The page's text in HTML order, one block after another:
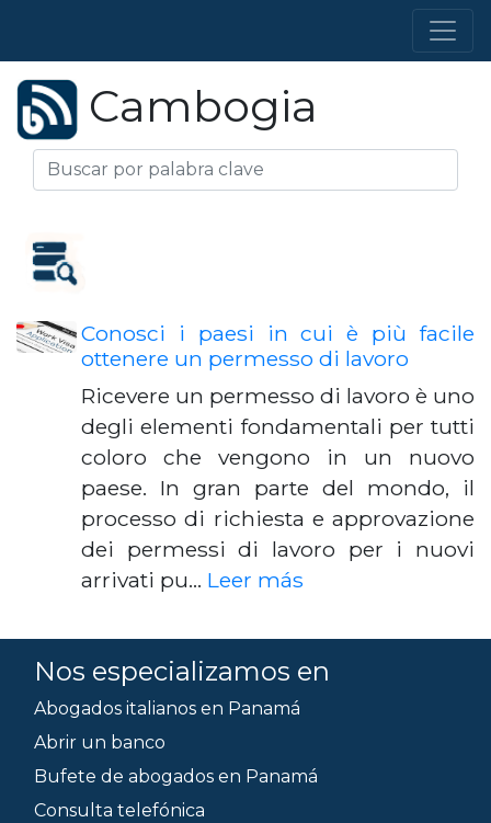
Cambogia
Conosci i paesi in cui è più facile
ottenere un permesso di lavoro
Ricevere un permesso di lavoro è uno
degli elementi fondamentali per tutti
coloro che vengono in un nuovo
paese. In gran parte del mondo, il
processo di richiesta e approvazione
dei permessi di lavoro per i nuovi
arrivati ​​pu… Leer más
Nos especializamos en
Abogados italianos en Panamá
Abrir un banco
Bufete de abogados en Panamá
Consulta telefónica